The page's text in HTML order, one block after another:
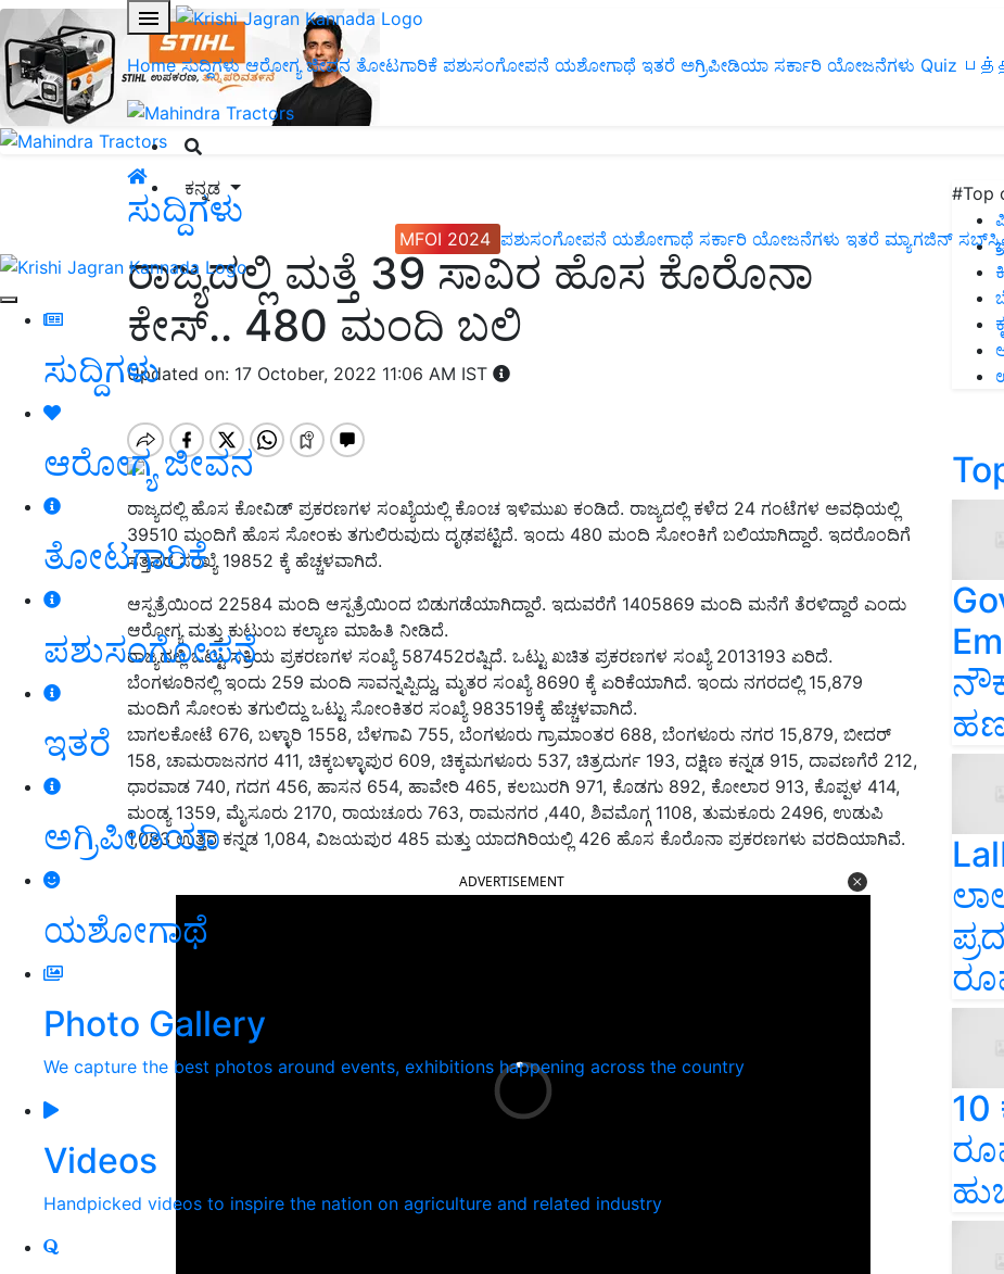
Home ಸುದ್ದಿಗಳು ಆರೋಗ್ಯ ಜೀವನ ತೋಟಗಾರಿಕೆ ಪಶುಸಂಗೋಪನೆ ಯಶೋಗಾಥೆ ಇತರೆ ಅಗ್ರಿಪೀಡಿಯಾ ಸರ್ಕಾರಿ ಯೋಜನೆಗಳು Quiz
ಕನ್ನಡ
MFOI 2024 ಪಶುಸಂಗೋಪನೆ ಯಶೋಗಾಥೆ ಸರ್ಕಾರಿ ಯೋಜನೆಗಳು ಇತರೆ ಮ್ಯಾಗಜಿನ್‌
ಸುದ್ದಿಗಳು
ಆರೋಗ್ಯ ಜೀವನ
ತೋಟಗಾರಿಕೆ
ಪಶುಸಂಗೋಪನೆ
ಇತರೆ
ಅಗ್ರಿಪೀಡಿಯಾ
ಯಶೋಗಾಥೆ
Photo Gallery
We capture the best photos around events, exhibitions happening across the country
Videos
Handpicked videos to inspire the nation on agriculture and related industry
ಸುದ್ದಿಗಳು
ರಾಜ್ಯದಲ್ಲಿ ಮತ್ತೆ 39 ಸಾವಿರ ಹೊಸ ಕೊರೊನಾ
ಕೇಸ್.. 480 ಮಂದಿ ಬಲಿ
Updated on: 17 October, 2022 11:06 AM IST
ರಾಜ್ಯದಲ್ಲಿ ಹೊಸ ಕೋವಿಡ್ ಪ್ರಕರಣಗಳ ಸಂಖ್ಯೆಯಲ್ಲಿ ಕೊಂಚ ಇಳಿಮುಖ ಕಂಡಿದೆ. ರಾಜ್ಯದಲ್ಲಿ ಕಳೆದ 24 ಗಂಟೆಗಳ ಅವಧಿಯಲ್ಲಿ
39510 ಮಂದಿಗೆ ಹೊಸ ಸೋಂಕು ತಗುಲಿರುವುದು ದೃಢಪಟ್ಟಿದೆ. ಇಂದು 480 ಮಂದಿ ಸೋಂಕಿಗೆ ಬಲಿಯಾಗಿದ್ದಾರೆ. ಇದರೊಂದಿಗೆ
ಸತ್ತವರ ಸಂಖ್ಯೆ 19852 ಕ್ಕೆ ಹೆಚ್ಚಳವಾಗಿದೆ.
ಆಸ್ಪತ್ರೆಯಿಂದ 22584 ಮಂದಿ ಆಸ್ಪತ್ರೆಯಿಂದ ಬಿಡುಗಡೆಯಾಗಿದ್ದಾರೆ. ಇದುವರೆಗೆ 1405869 ಮಂದಿ ಮನೆಗೆ ತೆರಳಿದ್ದಾರೆ ಎಂದು
ಆರೋಗ್ಯ ಮತ್ತು ಕುಟುಂಬ ಕಲ್ಯಾಣ ಮಾಹಿತಿ ನೀಡಿದೆ.
ರಾಜ್ಯದಲ್ಲಿ ಒಟ್ಟು ಸಕ್ರಿಯ ಪ್ರಕರಣಗಳ ಸಂಖ್ಯೆ 587452ರಷ್ಷಿದೆ. ಒಟ್ಟು ಖಚಿತ ಪ್ರಕರಣಗಳ ಸಂಖ್ಯೆ 2013193 ಏರಿದೆ.
ಬೆಂಗಳೂರಿನಲ್ಲಿ ಇಂದು 259 ಮಂದಿ ಸಾವನ್ನಪ್ಪಿದ್ದು, ಮೃತರ ಸಂಖ್ಯೆ 8690 ಕ್ಕೆ ಏರಿಕೆಯಾಗಿದೆ. ಇಂದು ನಗರದಲ್ಲಿ 15,879
ಮಂದಿಗೆ ಸೋಂಕು ತಗುಲಿದ್ದು ಒಟ್ಟು ಸೋಂಕಿತರ ಸಂಖ್ಯೆ 983519ಕ್ಕೆ ಹೆಚ್ಚಳವಾಗಿದೆ.
ಬಾಗಲಕೋಟೆ 676, ಬಳ್ಳಾರಿ 1558, ಬೆಳಗಾವಿ 755, ಬೆಂಗಳೂರು ಗ್ರಾಮಾಂತರ 688, ಬೆಂಗಳೂರು ನಗರ 15,879, ಬೀದರ್
158, ಚಾಮರಾಜನಗರ 411, ಚಿಕ್ಕಬಳ್ಳಾಪುರ 609, ಚಿಕ್ಕಮಗಳೂರು 537, ಚಿತ್ರದುರ್ಗ 193, ದಕ್ಷಿಣ ಕನ್ನಡ 915, ದಾವಣಗೆರೆ 212,
ಧಾರವಾಡ 740, ಗದಗ 456, ಹಾಸನ 654, ಹಾವೇರಿ 465, ಕಲಬುರಗಿ 971, ಕೊಡಗು 892, ಕೋಲಾರ 913, ಕೊಪ್ಪಳ 414,
ಮಂಡ್ಯ 1359, ಮೈಸೂರು 2170, ರಾಯಚೂರು 763, ರಾಮನಗರ ,440, ಶಿವಮೊಗ್ಗ 1108, ತುಮಕೂರು 2496, ಉಡುಪಿ
1,083 ಉತ್ತರ ಕನ್ನಡ 1,084, ವಿಜಯಪುರ 485 ಮತ್ತು ಯಾದಗಿರಿಯಲ್ಲಿ 426 ಹೊಸ ಕೊರೊನಾ ಪ್ರಕರಣಗಳು ವರದಿಯಾಗಿವೆ.
ADVERTISEMENT
#Top